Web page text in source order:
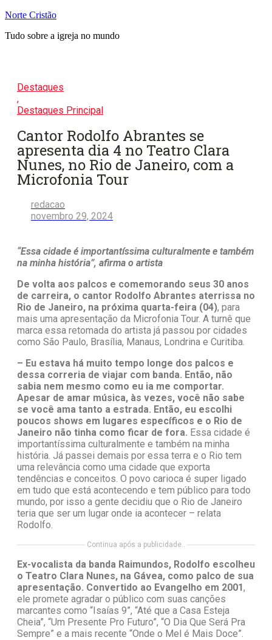
Pular
o
Norte Cristão
Tudo sobre a igreja no mundo
Destaques
,
Destaques Principal
Cantor Rodolfo Abrantes se
apresenta dia 4 no Teatro Clara
Nunes, no Rio de Janeiro, com a
Microfonia Tour
redacao
novembro 29, 2024
“Essa cidade é importantíssima culturalmente e também
na minha história”, afirma o artista
De volta aos palcos e comemorando seus 30 anos
de carreira, o cantor Rodolfo Abrantes aterrissa no
Rio de Janeiro, na próxima quarta-feira (04), para
mais uma apresentação da Microfonia Tour. A turnê que
marca essa retomada do artista já passou por cidades
como São Paulo, Brasília, Manaus, Londrina e Curitiba.
– Eu estava há muito tempo longe dos palcos e
dessa correria de viajar com banda. Então, não
sabia nem mesmo como eu ia me comportar.
Apesar de amar música, às vezes, você não sabe
se você ama tanto a estrada. Então, eu escolhi
poucos shows em lugares específicos e o Rio de
Janeiro não tinha como ficar de fora. Essa cidade é
importantíssima culturalmente e também na minha
história. Já passei demais por essa terra e o Rio tem
uma relevância como uma cidade que exporta
tendências e conceitos. O povo carioca é super ligado
em tudo que está acontecendo e tem público para todo
mundo, por isso a gente decidiu que o Rio de Janeiro
teria que ser um lugar onde ia acontecer – relata
Rodolfo.
Continua após a publicidade..
Ex-vocalista da banda Raimundos, Rodolfo escolheu
o Teatro Clara Nunes, na Gávea, como palco de sua
apresentação. Convertido ao Evangelho em 2001,
ele promete agradar o público com suas canções
marcantes como “Isaías 9”, “Até que a Casa Esteja
Cheia”, “Um Presente Pro Futuro”, “O Dia Que Será Pra
Sempre” e a mais recente “Onde o Mel é Mais Doce”.